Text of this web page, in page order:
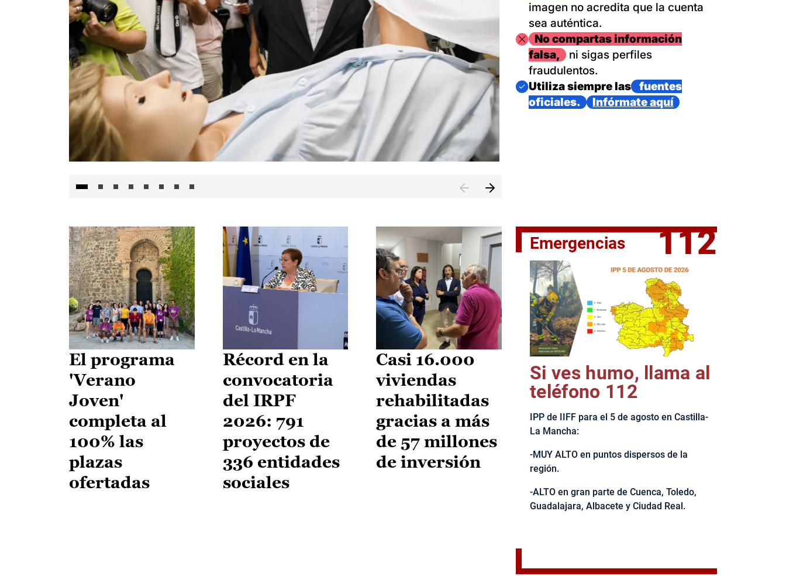
El jefe del Ejecutivo castellanomanchego, Emiliano García-
imagen no acredita que la cuenta
sea auténtica.
ImagenNo compartas información
falsa,
ni sigas perfiles
fraudulentos.
Imagen
Utiliza siempre las
fuentes
oficiales.
Infórmate aquí
El programa
'Verano
Joven'
completa al
100% las
plazas
ofertadas
Récord en la
convocatoria
del IRPF
2026: 791
proyectos de
336 entidades
sociales
Casi 16.000
viviendas
rehabilitadas
gracias a más
de 57 millones
de inversión
Emergencias 112
Si ves humo, llama al
teléfono 112
IPP de IIFF para el 5 de agosto en Castilla-
La Mancha:
-MUY ALTO en puntos dispersos de la
región.
-ALTO en gran parte de Cuenca, Toledo,
Guadalajara, Albacete y Ciudad Real.